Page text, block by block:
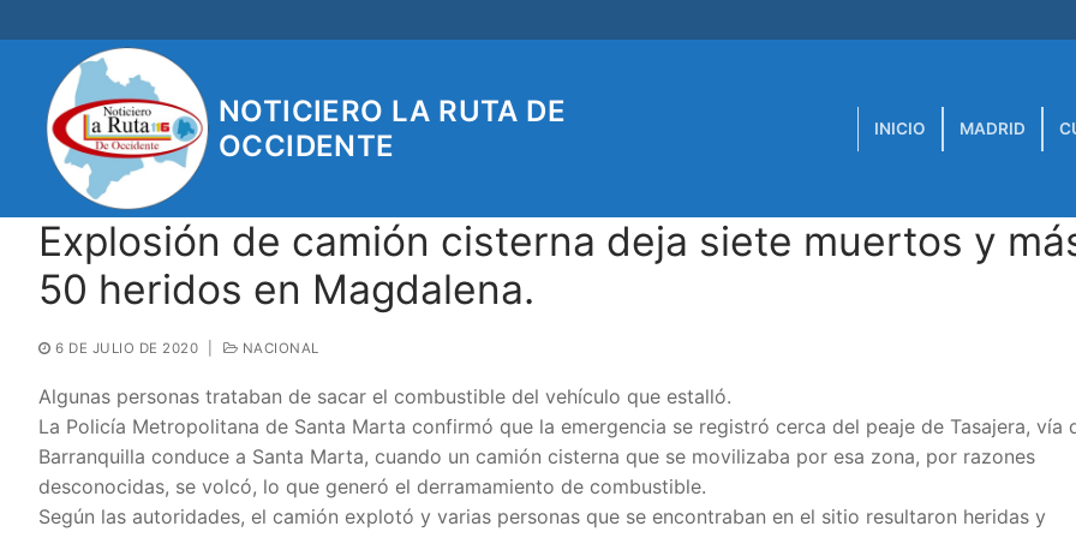
al
contenido
NOTICIERO LA RUTA DE
OCCIDENTE
INICIO MADRID
Explosión de camión cisterna deja siete muertos y
50 heridos en Magdalena.
6 DE JULIO DE 2020 NACIONAL
Algunas personas trataban de sacar el combustible del vehículo que estalló.
La Policía Metropolitana de Santa Marta confirmó que la emergencia se registró cerca del peaje de Tasajera, vía
Barranquilla conduce a Santa Marta, cuando un camión cisterna que se movilizaba por esa zona, por razones
desconocidas, se volcó, lo que generó el derramamiento de combustible.
Según las autoridades, el camión explotó y varias personas que se encontraban en el sitio resultaron heridas y